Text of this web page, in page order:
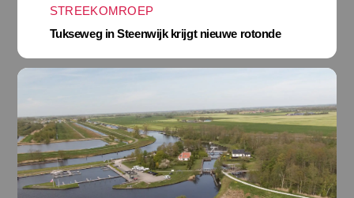
STREEKOMROEP
Tukseweg in Steenwijk krijgt nieuwe rotonde